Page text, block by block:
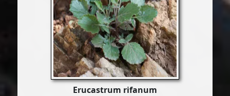
Erucastrum rifanum